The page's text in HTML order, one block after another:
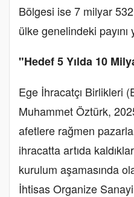
Bölgesi ise 7 milyar
ülke genelindeki payını
"Hedef 5 Yılda 10
Ege İhracatçı Birlikleri
Muhammet Öztürk,
afetlere rağmen
ihracatta artıda
kurulum aşamasında
İhtisas Organize